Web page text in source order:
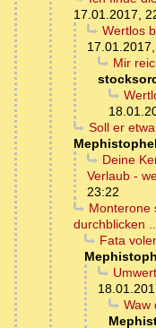
17.01.2017,
Wertlos
Mir
Soll er
Deine
Verlaub -
23:22
Monterone
durchblicken
Fata
Waw